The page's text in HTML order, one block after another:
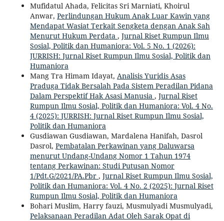
Mufidatul Ahada, Felicitas Sri Marniati, Khoirul
Anwar, Perlindungan Hukum Anak Luar Kawin yang
Mendapat Wasiat Terkait Sengketa dengan Anak Sah
Menurut Hukum Perdata , Jurnal Riset Rumpun Ilmu
Sosial, Politik dan Humaniora: Vol. 5 No. 1 (2026):
JURRISH: Jurnal Riset Rumpun Ilmu Sosial, Politik dan
Humaniora
Mang Tra Himam Idayat, Analisis Yuridis Asas
Praduga Tidak Bersalah Pada Sistem Peradilan Pidana
Dalam Perspektif Hak Asasi Manusia , Jurnal Riset
Rumpun Ilmu Sosial, Politik dan Humaniora: Vol. 4 No.
4 (2025): JURRISH: Jurnal Riset Rumpun Ilmu Sosial,
Politik dan Humaniora
Gusdiawan Gusdiawan, Mardalena Hanifah, Dasrol
Dasrol, Pembatalan Perkawinan yang Daluwarsa
menurut Undang-Undang Nomor 1 Tahun 1974
tentang Perkawinan: Studi Putusan Nomor
1/Pdt.G/2021/PA.Pbr , Jurnal Riset Rumpun Ilmu Sosial,
Politik dan Humaniora: Vol. 4 No. 2 (2025): Jurnal Riset
Rumpun Ilmu Sosial, Politik dan Humaniora
Bohari Muslim, Harry fauzi, Musmulyadi Musmulyadi,
Pelaksanaan Peradilan Adat Oleh Sarak Opat di